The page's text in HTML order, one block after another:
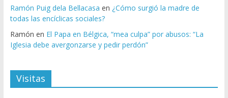
Ramón Puig dela Bellacasa en ¿Cómo surgió la madre de
todas las encíclicas sociales?
Ramón en El Papa en Bélgica, “mea culpa” por abusos: “La
Iglesia debe avergonzarse y pedir perdón”
Visitas